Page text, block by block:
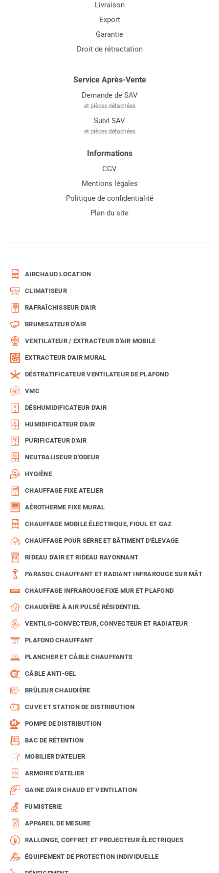
Livraison
Export
Garantie
Droit de rétractation
Service Après-Vente
Demande de SAV
et pièces détachées
Suivi SAV
et pièces détachées
Informations
CGV
Mentions légales
Politique de confidentialité
Plan du site
AIRCHAUD LOCATION
CLIMATISEUR
RAFRAÎCHISSEUR D'AIR
BRUMISATEUR D'AIR
VENTILATEUR / EXTRACTEUR D'AIR MOBILE
EXTRACTEUR D'AIR MURAL
DÉSTRATIFICATEUR VENTILATEUR DE PLAFOND
VMC
DÉSHUMIDIFICATEUR D'AIR
HUMIDIFICATEUR D'AIR
PURIFICATEUR D'AIR
NEUTRALISEUR D'ODEUR
HYGIÈNE
CHAUFFAGE FIXE ATELIER
AÉROTHERME FIXE MURAL
CHAUFFAGE MOBILE ÉLECTRIQUE, FIOUL ET GAZ
CHAUFFAGE POUR SERRE ET BÂTIMENT D'ÉLEVAGE
RIDEAU D'AIR ET RIDEAU RAYONNANT
PARASOL CHAUFFANT ET RADIANT INFRAROUGE SUR MÂT
CHAUFFAGE INFRAROUGE FIXE MUR ET PLAFOND
CHAUDIÈRE À AIR PULSÉ RÉSIDENTIEL
VENTILO-CONVECTEUR, CONVECTEUR ET RADIATEUR
PLAFOND CHAUFFANT
PLANCHER ET CÂBLE CHAUFFANTS
CÂBLE ANTI-GEL
BRÛLEUR CHAUDIÈRE
CUVE ET STATION DE DISTRIBUTION
POMPE DE DISTRIBUTION
BAC DE RÉTENTION
MOBILIER D'ATELIER
ARMOIRE D'ATELIER
GAINE D'AIR CHAUD ET VENTILATION
FUMISTERIE
APPAREIL DE MESURE
RALLONGE, COFFRET ET PROJECTEUR ÉLECTRIQUES
ÉQUIPEMENT DE PROTECTION INDIVIDUELLE